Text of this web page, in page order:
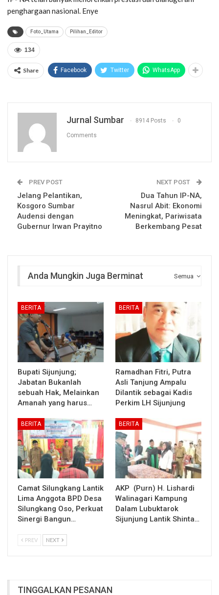
penghargaan nasional. Enye
Foto_Utama Pilihan_Editor
134
Share Facebook Twitter WhatsApp
Jurnal Sumbar 8914 Posts 0
Comments
PREV POST
Jelang Pelantikan,
Kosgoro Sumbar
Audensi dengan
Gubernur Irwan Prayitno
NEXT POST
Dua Tahun IP-NA,
Nasrul Abit: Ekonomi
Meningkat, Pariwisata
Berkembang Pesat
Semua
Anda Mungkin Juga Berminat
BERITA
Bupati Sijunjung;
Jabatan Bukanlah
sebuah Hak, Melainkan
Amanah yang harus…
BERITA
Ramadhan Fitri, Putra
Asli Tanjung Ampalu
Dilantik sebagai Kadis
Perkim LH Sijunjung
BERITA
Camat Silungkang Lantik
Lima Anggota BPD Desa
Silungkang Oso, Perkuat
Sinergi Bangun…
BERITA
AKP (Purn) H. Lishardi
Walinagari Kampung
Dalam Lubuktarok
Sijunjung Lantik Shinta…
PREV NEXT
TINGGALKAN PESANAN